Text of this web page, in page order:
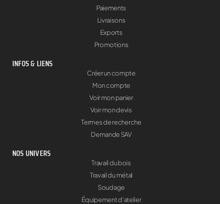
Paiements
Livraisons
Exports
Promotions
INFOS & LIENS
Créer un compte
Mon compte
Voir mon panier
Voir mon devis
Termes de recherche
Demande SAV
NOS UNIVERS
Travail du bois
Travail du métal
Soudage
Équipement d'atelier